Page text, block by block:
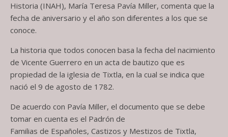
Historia (INAH), María Teresa Pavía Miller, comenta que la
fecha de aniversario y el año son diferentes a los que se
conoce.
La historia que todos conocen basa la fecha del nacimiento
de Vicente Guerrero en un acta de bautizo que es
propiedad de la iglesia de Tixtla, en la cual se indica que
nació el 9 de agosto de 1782.
De acuerdo con Pavía Miller, el documento que se debe
tomar en cuenta es el Padrón de
Familias de Españoles, Castizos y Mestizos de Tixtla,